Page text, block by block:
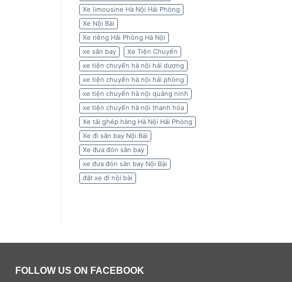
Xe limousine Hà Nội Hải Phòng
Xe Nội Bài
Xe riêng Hải Phòng Hà Nội
xe sân bay
Xe Tiện Chuyến
xe tiện chuyến hà nội hải dương
xe tiện chuyến hà nội hải phòng
xe tiện chuyến hà nội quảng ninh
xe tiện chuyến hà nội thanh hóa
Xe tải ghép hàng Hà Nội Hải Phòng
Xe đi sân bay Nội Bài
Xe đưa đón sân bay
xe đưa đón sân bay Nội Bài
đặt xe đi nội bài
FOLLOW US ON FACEBOOK